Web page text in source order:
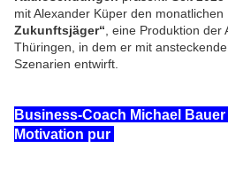
mit Alexander Küper den monatlichen
Zukunftsjäger“ , eine Produktion
Thüringen, in dem er mit
Szenarien entwirft.
Business-Coach Michael
Motivation pur